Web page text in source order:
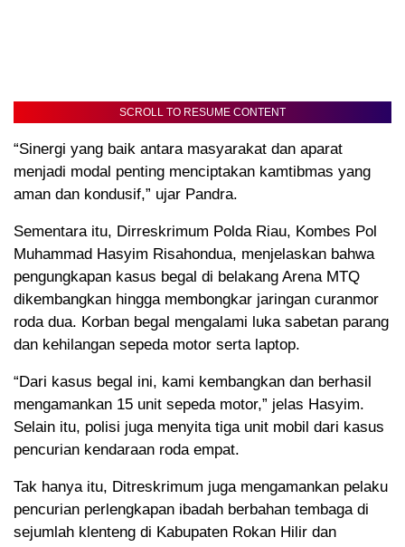
SCROLL TO RESUME CONTENT
“Sinergi yang baik antara masyarakat dan aparat
menjadi modal penting menciptakan kamtibmas yang
aman dan kondusif,” ujar Pandra.
Sementara itu, Dirreskrimum Polda Riau, Kombes Pol
Muhammad Hasyim Risahondua, menjelaskan bahwa
pengungkapan kasus begal di belakang Arena MTQ
dikembangkan hingga membongkar jaringan curanmor
roda dua. Korban begal mengalami luka sabetan parang
dan kehilangan sepeda motor serta laptop.
“Dari kasus begal ini, kami kembangkan dan berhasil
mengamankan 15 unit sepeda motor,” jelas Hasyim.
Selain itu, polisi juga menyita tiga unit mobil dari kasus
pencurian kendaraan roda empat.
Tak hanya itu, Ditreskrimum juga mengamankan pelaku
pencurian perlengkapan ibadah berbahan tembaga di
sejumlah klenteng di Kabupaten Rokan Hilir dan